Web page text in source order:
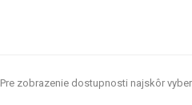
Pre zobrazenie dostupnosti najskôr